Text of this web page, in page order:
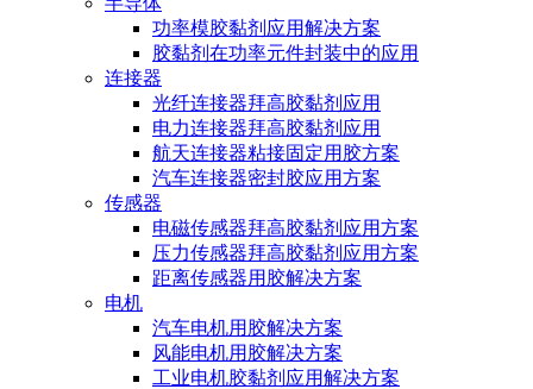
功率模胶黏剂应用解决方案
胶黏剂在功率元件封装中的应用
连接器
光纤连接器拜高胶黏剂应用
电力连接器拜高胶黏剂应用
航天连接器粘接固定用胶方案
汽车连接器密封胶应用方案
传感器
电磁传感器拜高胶黏剂应用方案
压力传感器拜高胶黏剂应用方案
距离传感器用胶解决方案
电机
汽车电机用胶解决方案
风能电机用胶解决方案
工业电机胶黏剂应用解决方案